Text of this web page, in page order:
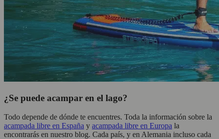
¿Se puede acampar en el lago?
Todo depende de dónde te encuentres. Toda la información sobre la
acampada libre en España y acampada libre en Europa la
encontrarás en nuestro blog. Cada país, y en Alemania incluso cada